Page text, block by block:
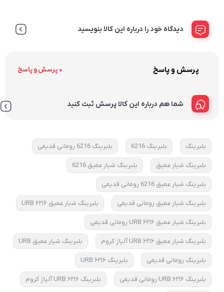
دیدگاه خود را درباره این کالا بنویسید
پرسش و پاسخ 0 پرسش و پاسخ
شما هم درباره این کالا پرسش ثبت کنید
بلبرینگ بلبرینگ 6216 بلبرینگ 6216 رومانی قدیمی
بلبرینگ شیار عمیق بلبرینگ شیار عمیق 6216
بلبرینگ شیار عمیق 6216 رومانی قدیمی
بلبرینگ شیار عمیق رومانی قدیمی بلبرینگ شیار عمیق ۶۲۱۶ URB
بلبرینگ شیار عمیق ۶۲۱۶ URB رومانی قدیمی
بلبرینگ شیار عمیق ۶۲۱۶ URB آلیاژ کروم بلبرینگ شیار عمیق URB
بلبرینگ رومانی قدیمی بلبرینگ ۶۲۱۶ URB
بلبرینگ ۶۲۱۶ URB رومانی قدیمی بلبرینگ ۶۲۱۶ URB آلیاژ کروم